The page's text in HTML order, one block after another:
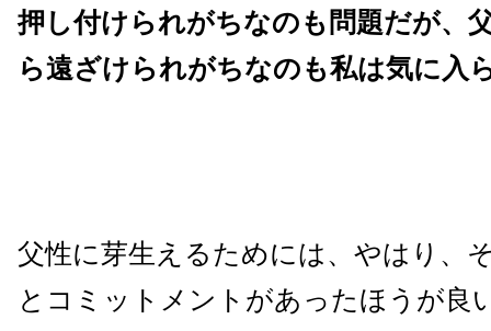
押し付けられがちなのも問題だが、
ら遠ざけられがちなのも私は気に入
父性に芽生えるためには、やはり、
とコミットメントがあったほうが良